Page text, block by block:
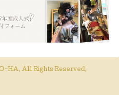
HA. All Rights Reserved.